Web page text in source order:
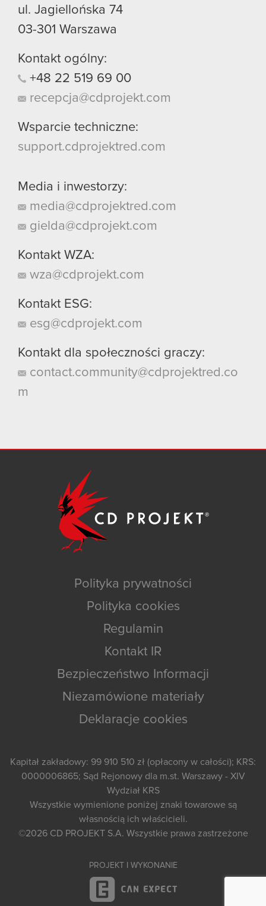
ul. Jagiellońska 74
03-301 Warszawa
Kontakt ogólny:
+48 22 519 69 00
recepcja@cdprojekt.com
Wsparcie techniczne:
support.cdprojektred.com
Media i inwestorzy:
media@cdprojektred.com
gielda@cdprojekt.com
Kontakt WZA:
wza@cdprojekt.com
Kontakt ESG:
esg@cdprojekt.com
Kontakt dla społeczności graczy:
contact.community@cdprojektred.co
m
Polityka prywatności
Polityka cookies
Regulamin
Kontakt IR
Bezpieczeństwo Informacji
Niezamówione materiały
Deklaracje cookies
Kapitał zakładowy: 99 910 510 zł (opłacony w całości); KRS:
0000006865; Sąd Rejonowy dla m.st. Warszawy - XIV
Wydział KRS
Wszystkie wymienione poniżej znaki towarowe są
własnością ich właścicieli.
©2026 CD PROJEKT S.A. Wszystkie prawa zastrzeżone
PROJEKT I WYKONANIE